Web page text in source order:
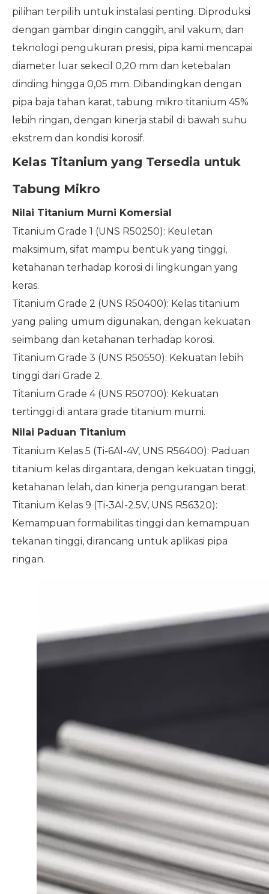
pilihan terpilih untuk instalasi penting. Diproduksi
dengan gambar dingin canggih, anil vakum, dan
teknologi pengukuran presisi, pipa kami mencapai
diameter luar sekecil 0,20 mm dan ketebalan
dinding hingga 0,05 mm. Dibandingkan dengan
pipa baja tahan karat, tabung mikro titanium 45%
lebih ringan, dengan kinerja stabil di bawah suhu
ekstrem dan kondisi korosif.
Kelas Titanium yang Tersedia untuk
Tabung Mikro
Nilai Titanium Murni Komersial
Titanium Grade 1 (UNS R50250): Keuletan
maksimum, sifat mampu bentuk yang tinggi,
ketahanan terhadap korosi di lingkungan yang
keras.
Titanium Grade 2 (UNS R50400): Kelas titanium
yang paling umum digunakan, dengan kekuatan
seimbang dan ketahanan terhadap korosi.
Titanium Grade 3 (UNS R50550): Kekuatan lebih
tinggi dari Grade 2.
Titanium Grade 4 (UNS R50700): Kekuatan
tertinggi di antara grade titanium murni.
Nilai Paduan Titanium
Titanium Kelas 5 (Ti-6Al-4V, UNS R56400): Paduan
titanium kelas dirgantara, dengan kekuatan tinggi,
ketahanan lelah, dan kinerja pengurangan berat.
Titanium Kelas 9 (Ti-3Al-2.5V, UNS R56320):
Kemampuan formabilitas tinggi dan kemampuan
tekanan tinggi, dirancang untuk aplikasi pipa
ringan.